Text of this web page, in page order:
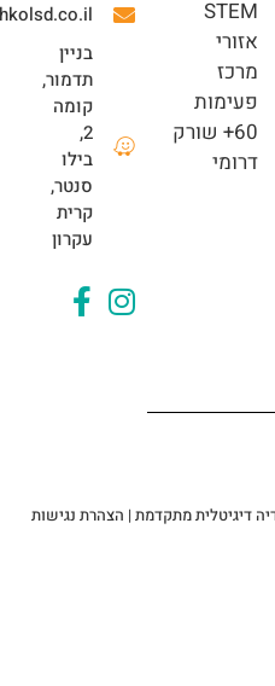
office@eshkolsd.co.il
2,
מתקדמת|הצהרת נגישות